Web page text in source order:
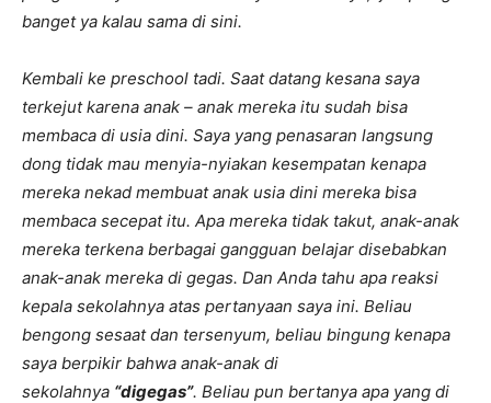
banget ya kalau sama di sini.
Kembali ke preschool tadi. Saat datang kesana saya
terkejut karena anak – anak mereka itu sudah bisa
membaca di usia dini. Saya yang penasaran langsung
dong tidak mau menyia-nyiakan kesempatan kenapa
mereka nekad membuat anak usia dini mereka bisa
membaca secepat itu. Apa mereka tidak takut, anak-anak
mereka terkena berbagai gangguan belajar disebabkan
anak-anak mereka di gegas. Dan Anda tahu apa reaksi
kepala sekolahnya atas pertanyaan saya ini. Beliau
bengong sesaat dan tersenyum, beliau bingung kenapa
saya berpikir bahwa anak-anak di
sekolahnya “digegas”. Beliau pun bertanya apa yang di